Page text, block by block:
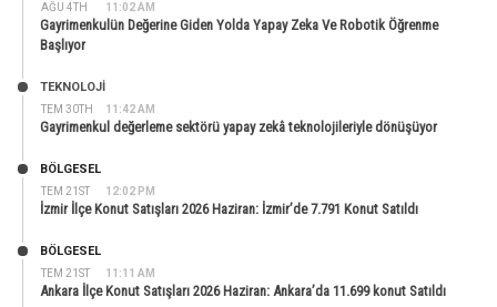
AĞU 4TH 11:02 AM
Gayrimenkulün Değerine Giden Yolda Yapay Zeka Ve Robotik Öğrenme
Başlıyor
TEM 30TH 11:42 AM
TEKNOLOJİ
Gayrimenkul değerleme sektörü yapay zekâ teknolojileriyle dönüşüyor
TEM 21ST 12:02 PM
BÖLGESEL
İzmir İlçe Konut Satışları 2026 Haziran: İzmir’de 7.791 Konut Satıldı
TEM 21ST 11:11 AM
BÖLGESEL
Ankara İlçe Konut Satışları 2026 Haziran: Ankara’da 11.699 konut Satıldı